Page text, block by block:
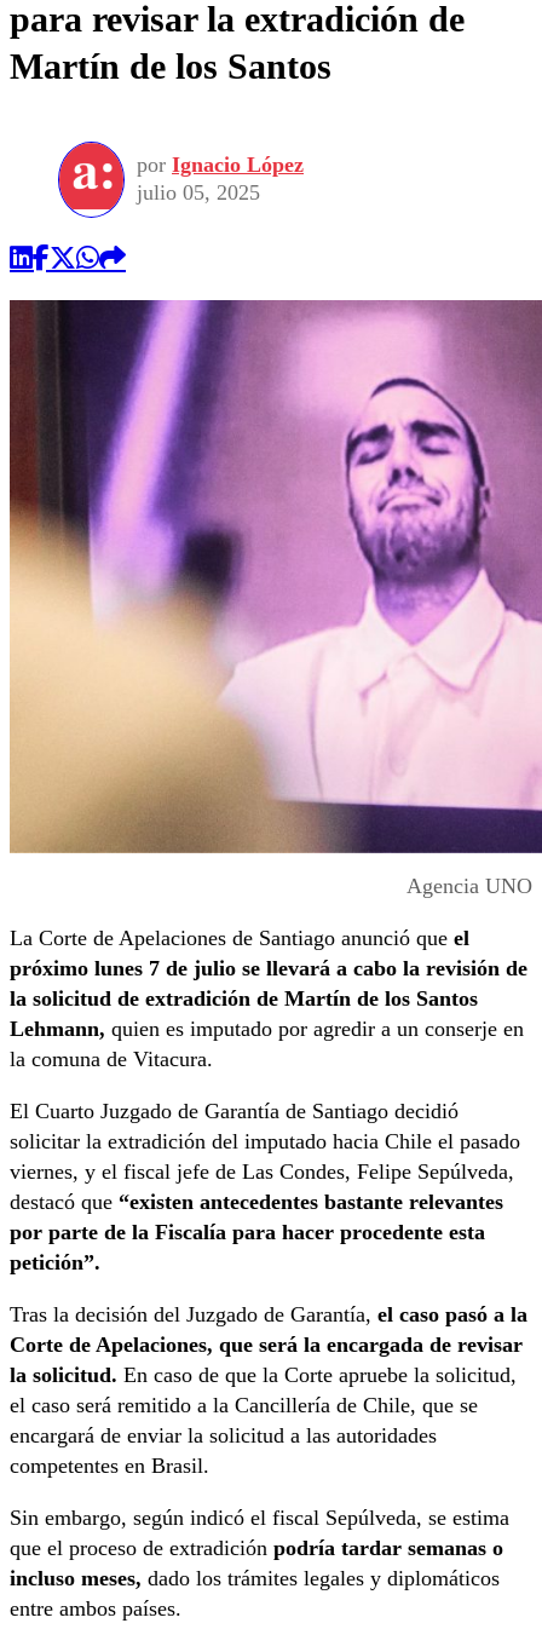
para revisar la extradición de
Martín de los Santos
por Ignacio López
julio 05, 2025
Agencia UNO
La Corte de Apelaciones de Santiago anunció que el
próximo lunes 7 de julio se llevará a cabo la revisión de
la solicitud de extradición de Martín de los Santos
Lehmann, quien es imputado por agredir a un conserje en
la comuna de Vitacura.
El Cuarto Juzgado de Garantía de Santiago decidió
solicitar la extradición del imputado hacia Chile el pasado
viernes, y el fiscal jefe de Las Condes, Felipe Sepúlveda,
destacó que “existen antecedentes bastante relevantes
por parte de la Fiscalía para hacer procedente esta
petición”.
Tras la decisión del Juzgado de Garantía, el caso pasó a la
Corte de Apelaciones, que será la encargada de revisar
la solicitud. En caso de que la Corte apruebe la solicitud,
el caso será remitido a la Cancillería de Chile, que se
encargará de enviar la solicitud a las autoridades
competentes en Brasil.
Sin embargo, según indicó el fiscal Sepúlveda, se estima
que el proceso de extradición podría tardar semanas o
incluso meses, dado los trámites legales y diplomáticos
entre ambos países.